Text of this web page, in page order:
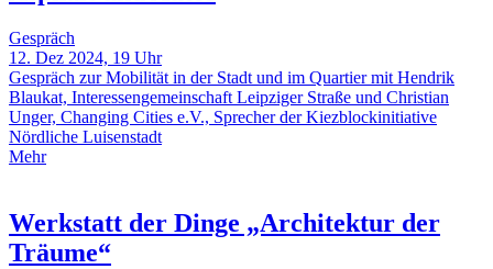
Gespräch
12. Dez 2024, 19 Uhr
Gespräch zur Mobilität in der Stadt und im Quartier mit Hendrik
Blaukat, Interessengemeinschaft Leipziger Straße und Christian
Unger, Changing Cities e.V., Sprecher der Kiezblockinitiative
Nördliche Luisenstadt
Mehr
Werkstatt der Dinge „Architektur der
Träume“